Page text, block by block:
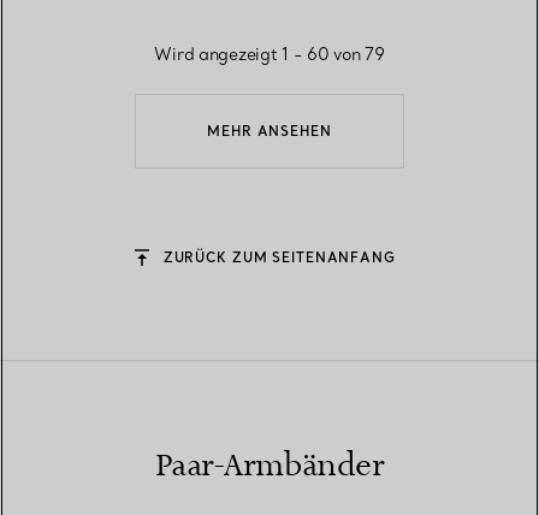
MEHR ANSEHEN
Wird angezeigt 1 - 60 von 79
ZURÜCK ZUM SEITENANFANG
Paar-Armbänder